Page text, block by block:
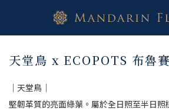
天堂鳥 x ECOPOTS 布魯
｜天堂鳥｜
堅韌革質的亮面綠葉。屬於全日照至半日照